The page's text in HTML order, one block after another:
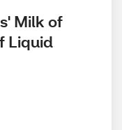
Milk of
Liquid